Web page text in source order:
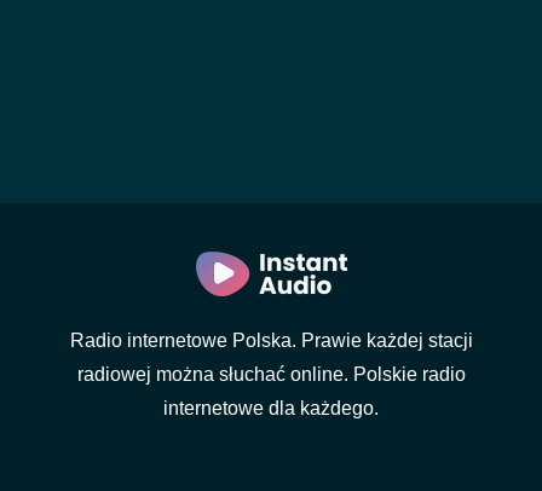
Radio internetowe Polska. Prawie każdej stacji
radiowej można słuchać online. Polskie radio
internetowe dla każdego.